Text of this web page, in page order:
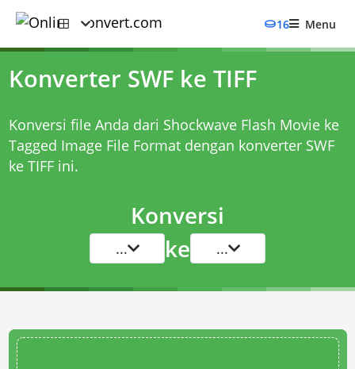
16 Menu
Konverter SWF ke TIFF
Konversi file Anda dari Shockwave Flash Movie ke
Tagged Image File Format dengan konverter SWF
ke TIFFini.
Konversi
... ke ...